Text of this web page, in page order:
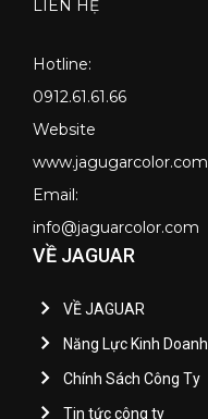
LIÊN HỆ
Hotline:
0912.61.61.66
Website
www.jagugarcolor.com
Email:
info@jaguarcolor.com
VỀ JAGUAR
VỀ JAGUAR
Năng Lực Kinh Doanh
Chính Sách Công Ty
Tin tức công ty